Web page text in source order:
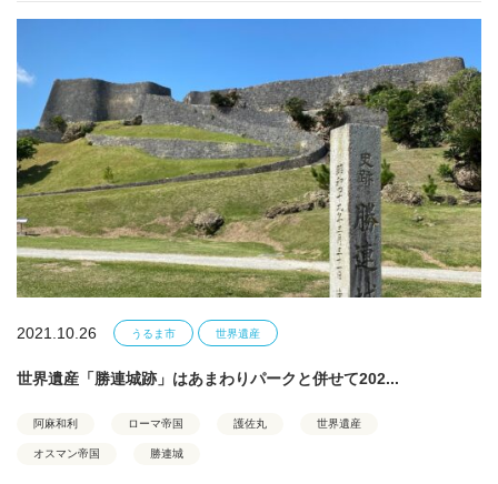
2021.10.26 うるま市 世界遺産
世界遺産「勝連城跡」はあまわりパークと併せて202...
阿麻和利 ローマ帝国 護佐丸 世界遺産
オスマン帝国 勝連城